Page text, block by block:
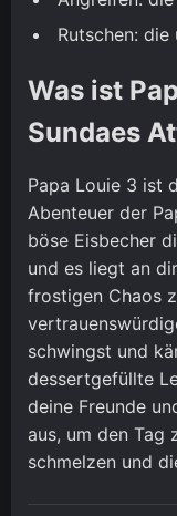
Rutschen:
Was ist
Sundaes
Papa Louie 3 ist
Abenteuer der
böse Eisbecher
und es liegt an
frostigen Chaos
schwingst und
dessertgefüllte
deine Freunde
aus, um den Tag
schmelzen und